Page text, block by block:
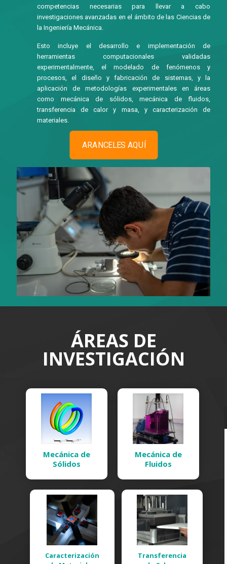
competencias necesarias para llevar a cabo
investigaciones avanzadas en el ámbito de las Ciencias de
la Ingeniería Mecánica.
Esto incluye el desarrollo e implementación de
herramientas computacionales validadas
experimentalmente, el modelado de fenómenos y
procesos, el diseño y fabricación de sistemas, y la
aplicación de metodologías experimentales en áreas
como mecánica de sólidos, mecánica de fluidos,
transferencia de calor y masa, y caracterización de
materiales.
ARANCELES AQUÍ
ÁREAS DE
INVESTIGACIÓN
Mecánica de
Sólidos
Mecánica de
Fluidos
Caracterización
Transferencia